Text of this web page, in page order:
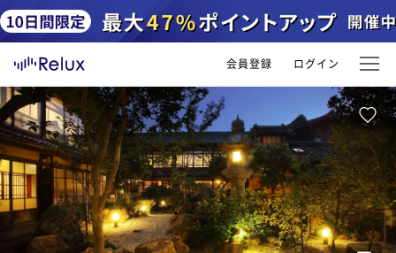
会員登録 ログイン